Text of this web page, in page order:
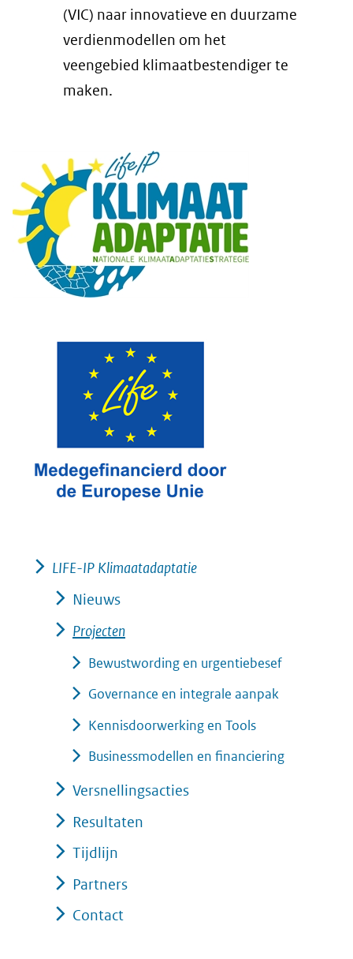
(VIC) naar innovatieve en duurzame
verdienmodellen om het
veengebied klimaatbestendiger te
maken.
LIFE-IP Klimaatadaptatie
Nieuws
Projecten
Bewustwording en urgentiebesef
Governance en integrale aanpak
Kennisdoorwerking en Tools
Businessmodellen en financiering
Versnellingsacties
Resultaten
Tijdlijn
Partners
Contact